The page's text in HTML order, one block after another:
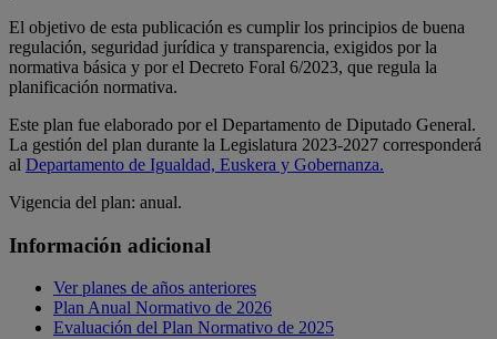
El objetivo de esta publicación es cumplir los principios de buena
regulación, seguridad jurídica y transparencia, exigidos por la
normativa básica y por el Decreto Foral 6/2023, que regula la
planificación normativa.
Este plan fue elaborado por el Departamento de Diputado General.
La gestión del plan durante la Legislatura 2023-2027 corresponderá
al Departamento de Igualdad, Euskera y Gobernanza.
Vigencia del plan: anual.
Información adicional
Ver planes de años anteriores
Plan Anual Normativo de 2026
Evaluación del Plan Normativo de 2025